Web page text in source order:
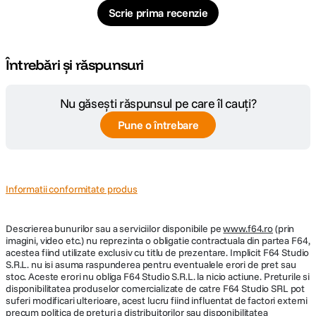
Scrie prima recenzie
Întrebări și răspunsuri
Nu găsești răspunsul pe care îl cauți?
Pune o întrebare
Informatii conformitate produs
Descrierea bunurilor sau a serviciilor disponibile pewww.f64.ro(prin
imagini, video etc.) nu reprezinta o obligatie contractuala din partea F64,
acestea fiind utilizate exclusiv cu titlu de prezentare. Implicit F64 Studio
S.R.L. nu isi asuma raspunderea pentru eventualele erori de pret sau
stoc. Aceste erori nu obliga F64 Studio S.R.L. la nicio actiune. Preturile si
disponibilitatea produselor comercializate de catre F64 Studio SRL pot
suferi modificari ulterioare, acest lucru fiind influentat de factori externi
precum politica de preturi a distribuitorilor sau disponibilitatea